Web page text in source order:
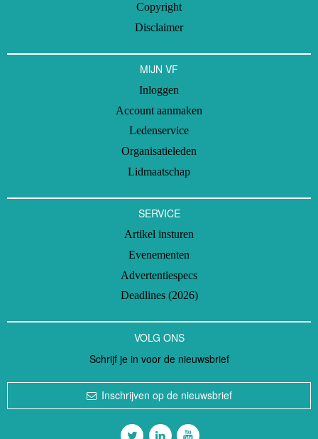
Copyright
Disclaimer
MIJN VF
Inloggen
Account aanmaken
Ledenservice
Organisatieleden
Lidmaatschap
SERVICE
Artikel insturen
Evenementen
Advertentiespecs
Deadlines (2026)
VOLG ONS
Schrijf je in voor de nieuwsbrief
Inschrijven op de nieuwsbrief